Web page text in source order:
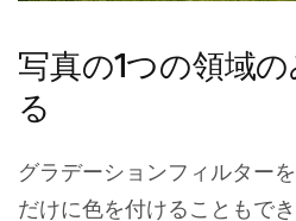
写真の1つの領域
る
グラデーションフィルター
だけに色を付けることもで